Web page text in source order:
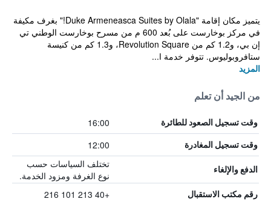
يتميز مكان إقامة "Duke Armeneasca Suites by Olala!" بغرف مكيفة
في مركز بوخارست على بُعد 600 م من مسرح بوخارست الوطني تي
إن بي، و1.2 كم من Revolution Square، و1.3 كم من كنيسة
ستافروبوليوس. تتوفر خدمة ا...
المزيد
من الجيد أن تعلم
وقت تسجيل الصعود للطائرة 16:00
وقت تسجيل المغادرة 12:00
الدفع والإلغاء
تختلف السياسات حسب
نوع الغرفة ومزود الخدمة.
رقم مكتب الاستقبال +40 213 101 216